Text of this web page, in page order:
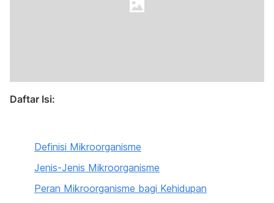
Daftar Isi:
Definisi Mikroorganisme
Jenis-Jenis Mikroorganisme
Peran Mikroorganisme bagi Kehidupan